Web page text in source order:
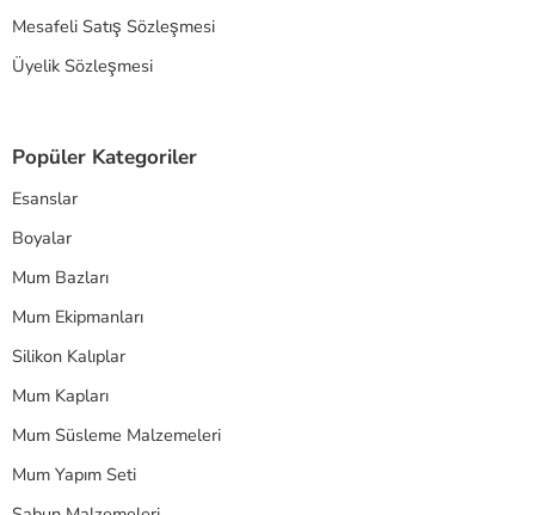
Mesafeli Satış Sözleşmesi
Üyelik Sözleşmesi
Popüler Kategoriler
Esanslar
Boyalar
Mum Bazları
Mum Ekipmanları
Silikon Kalıplar
Mum Kapları
Mum Süsleme Malzemeleri
Mum Yapım Seti